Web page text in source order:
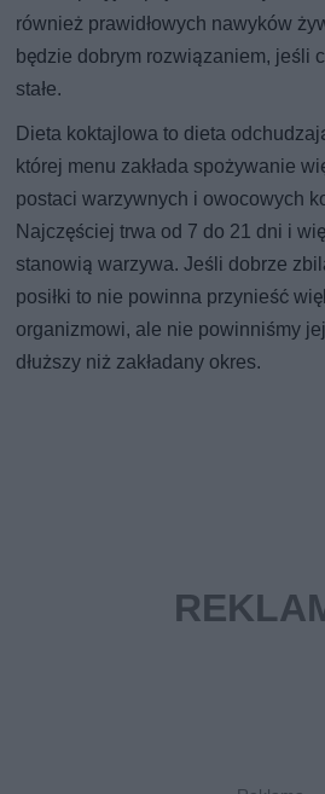
również prawidłowych nawyków
będzie dobrym rozwiązaniem, jeśli
stałe.
Dieta koktajlowa to dieta
której menu zakłada spożywanie
postaci warzywnych i owocowych
Najczęściej trwa od 7 do 21 dni i
stanowią warzywa. Jeśli dobrze
posiłki to nie powinna przynieść
organizmowi, ale nie powinniśmy
dłuższy niż zakładany okres.